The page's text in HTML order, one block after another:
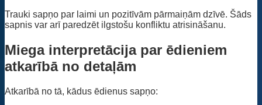
Trauki sapņo par laimi un pozitīvām pārmaiņām dzīvē. Šāds
sapnis var arī paredzēt ilgstošu konfliktu atrisināšanu.
Miega interpretācija par ēdieniem
atkarībā no detaļām
Atkarībā no tā, kādus ēdienus sapņo: